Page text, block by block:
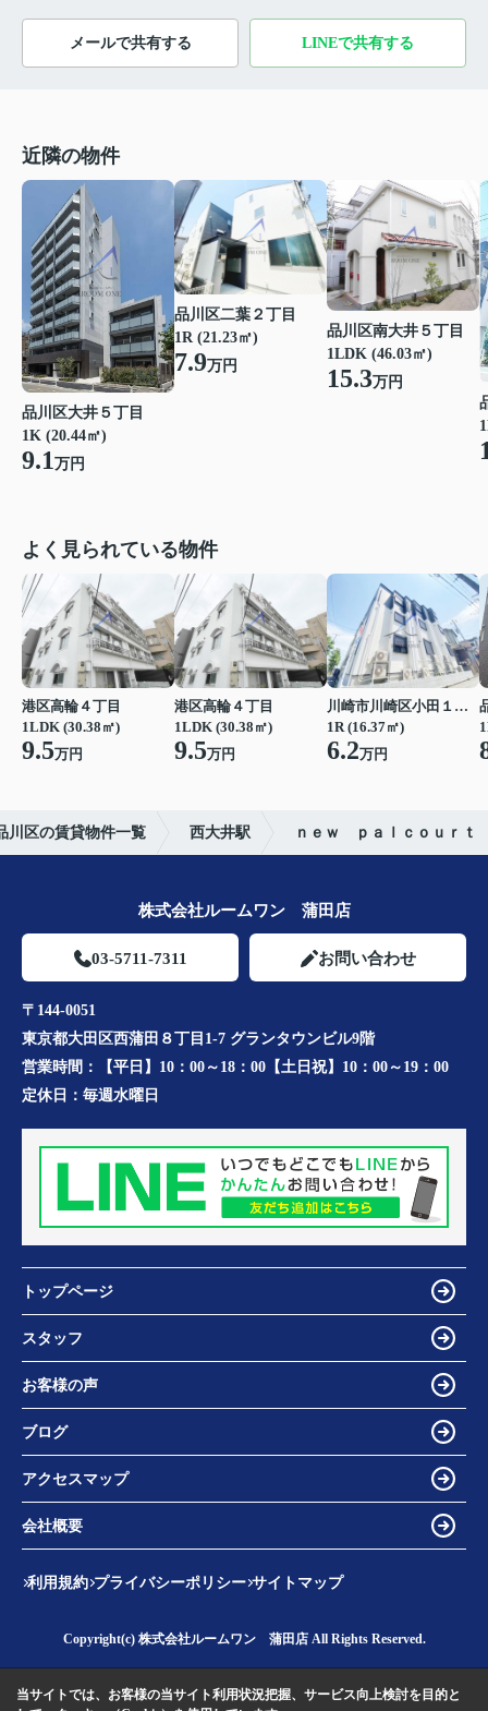
メールで共有する LINEで共有する
近隣の物件
品川区大井５丁目
1K (20.44㎡)
9.1万円
品川区二葉２丁目
1R (21.23㎡)
7.9万円
品川区南大井５丁目
1LDK (46.03㎡)
15.3万円
よく見られている物件
港区高輪４丁目
1LDK (30.38㎡)
9.5万円
港区高輪４丁目
1LDK (30.38㎡)
9.5万円
川崎市川崎区小田１丁目
1R (16.37㎡)
6.2万円
川区の賃貸物件一覧 西大井駅 ｎｅｗ ｐａｌｃｏｕｒｔ
株式会社ルームワン 蒲田店
03-5711-7311 お問い合わせ
〒144-0051
東京都大田区西蒲田８丁目1-7 グランタウンビル9階
営業時間：
【平日】10：00～18：00【土日祝】10：00～19：00
定休日： 毎週水曜日
トップページ
スタッフ
お客様の声
ブログ
アクセスマップ
会社概要
利用規約 プライバシーポリシー サイトマップ
Copyright(c) 株式会社ルームワン 蒲田店 All Rights Reserved.
当サイトでは、お客様の当サイト利用状況把握、サービス向上検討を目的と